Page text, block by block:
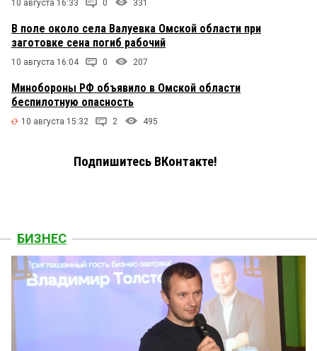
10 августа 16:33 0 331
В поле около села Валуевка Омской области при
заготовке сена погиб рабочий
10 августа 16:04 0 207
Минобороны РФ объявило в Омской области
беспилотную опасность
10 августа 15:32 2 495
Подпишитесь ВКонтакте!
БИЗНЕС